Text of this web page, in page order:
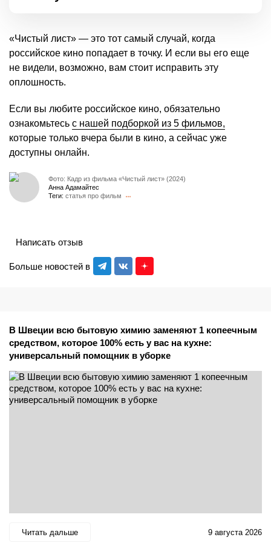
«Чистый лист» — это тот самый случай, когда
российское кино попадает в точку. И если вы его еще
не видели, возможно, вам стоит исправить эту
оплошность.
Если вы любите российское кино, обязательно
ознакомьтесь с нашей подборкой из 5 фильмов,
которые только вчера были в кино, а сейчас уже
доступны онлайн.
Фото: Кадр из фильма «Чистый лист» (2024)
Анна Адамайтес
Теги: статья про фильм
Больше новостей в
Написать отзыв
В Швеции всю бытовую химию заменяют 1 копеечным
средством, которое 100% есть у вас на кухне:
универсальный помощник в уборке
Читать дальше 9 августа 2026